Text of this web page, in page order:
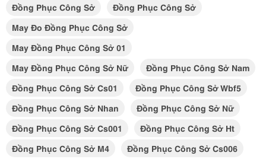
Đồng Phục Công Sở
Đồng Phục Công Sở
May Đo Đồng Phục Công Sở
May Đồng Phục Công Sở 01
May Đồng Phục Công Sở Nữ
Đồng Phục Công Sở Nam
Đồng Phục Công Sở Cs01
Đồng Phục Công Sở Wbf5
Đồng Phục Công Sở Nhan
Đồng Phục Công Sở Nữ
Đồng Phục Công Sở Cs001
Đồng Phục Công Sở Ht
Đồng Phục Công Sở M4
Đồng Phục Công Sở Cs006